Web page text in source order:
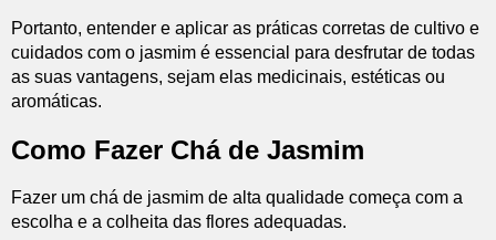
Portanto, entender e aplicar as práticas corretas de cultivo e
cuidados com o jasmim é essencial para desfrutar de todas
as suas vantagens, sejam elas medicinais, estéticas ou
aromáticas.
Como Fazer Chá de Jasmim
Fazer um chá de jasmim de alta qualidade começa com a
escolha e a colheita das flores adequadas.